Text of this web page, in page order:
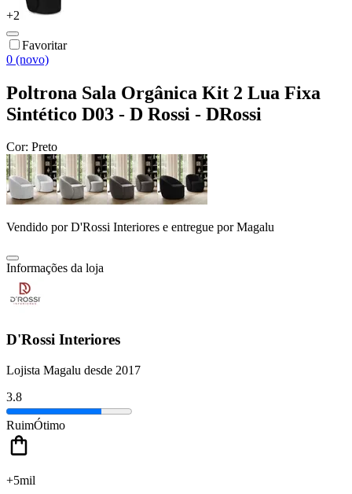
+2
Favoritar
0 (novo)
Poltrona Sala Orgânica Kit 2 Lua Fixa
Sintético D03 - D Rossi - DRossi
Cor: Preto
Vendido porD'Rossi Interiores e entregue por Magalu
Informações da loja
D'Rossi Interiores
Lojista Magalu desde 2017
3.8
RuimÓtimo
+5mil